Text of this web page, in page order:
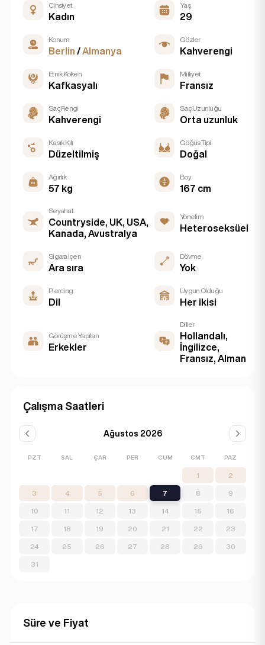
Cinsiyet
Kadın
Yaş
29
Konum
Berlin / Almanya
Gözler
Kahverengi
Etnik Köken
Kafkasyalı
Milliyet
Fransız
Saç Rengi
Kahverengi
Saç Uzunluğu
Orta uzunluk
Kasık Kılı
Düzeltilmiş
Göğüs Tipi
Doğal
Ağırlık
57 kg
Boy
167 cm
Seyahat
Countryside, UK, USA,
Kanada, Avustralya
Yönelim
Heteroseksüel
Sigara İçen
Ara sıra
Dövme
Yok
Piercing
Dil
Uygun Olduğu
Her ikisi
Görüşme Yapılan
Erkekler
Diller
Hollandalı,
İngilizce,
Fransız, Alman
Çalışma Saatleri
Ağustos 2026
PZT SAL ÇAR PER CUM CMT PAZ
1 2
3 4 5 6 7 8 9
10 11 12 13 14 15 16
17 18 19 20 21 22 23
24 25 26 27 28 29 30
31
Süre ve Fiyat